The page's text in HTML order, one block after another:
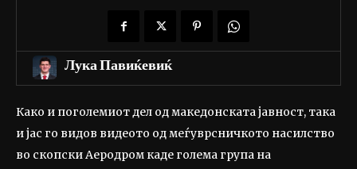
Лука Павиќевиќ
Како и поголемиот дел од македонската јавност, така
и јас го видов видеото од меѓуврсничкото насилство
во скопски Аеродром каде голема група на